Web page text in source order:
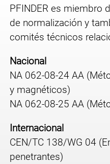
PFINDER es miembro
de normalización y
comités técnicos
Nacional
NA 062-08-24 AA
y magnéticos)
NA 062-08-25 AA
Internacional
CEN/TC 138/WG 04
penetrantes)